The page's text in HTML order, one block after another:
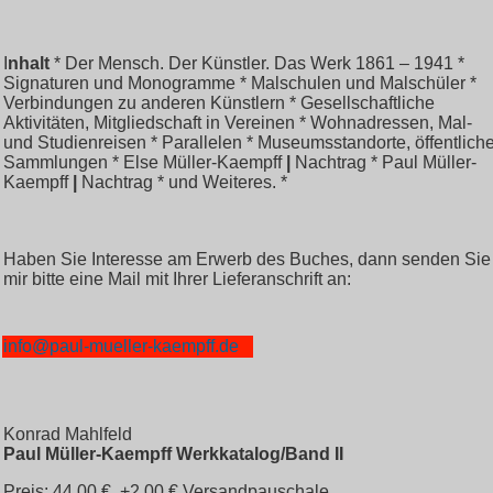
nhalt * Der Mensch. Der Künstler. Das Werk 1861 – 1941 *
Signaturen und Monogramme * Malschulen und Malschüler *
Verbindungen zu anderen Künstlern * Gesellschaftliche
Aktivitäten, Mitgliedschaft in Vereinen * Wohnadressen, Mal-
und Studienreisen * Parallelen * Museumsstandorte,
Sammlungen * Else Müller-Kaempff
Nachtrag * Paul Müller-
Kaempff
Nachtrag * und Weiteres. *
Haben Sie Interesse am Erwerb des Buches, dann senden Sie
mir bitte eine Mail mit Ihrer Lieferanschrift an:
info@paul-mueller-kaempff.de
Konrad Mahlfeld
Paul Müller-Kaempff Werkkatalog/Band II